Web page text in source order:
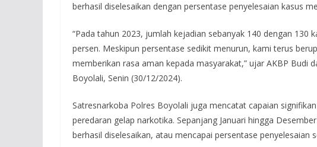
berhasil diselesaikan dengan persentase penyelesaian kasus
“Pada tahun 2023, jumlah kejadian sebanyak 140 dengan 130
persen. Meskipun persentase sedikit menurun, kami terus
memberikan rasa aman kepada masyarakat,” ujar AKBP Budi
Boyolali, Senin (30/12/2024).
Satresnarkoba Polres Boyolali juga mencatat capaian
peredaran gelap narkotika. Sepanjang Januari hingga
berhasil diselesaikan, atau mencapai persentase penyelesaian